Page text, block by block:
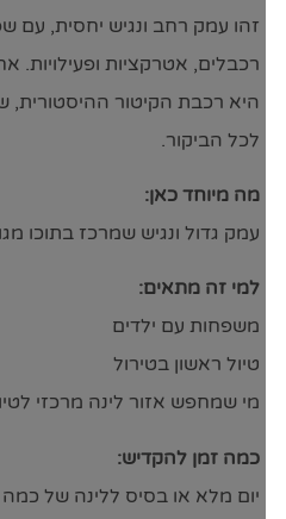
זהו עמק רחב ונגיש יחסית, עם
רכבלים, אטרקציות ופעילויות. אחת
היא רכבת הקיטור ההיסטורית,
לכל הביקור.
מה מיוחד כאן:
עמק גדול ונגיש שמרכז בתוכו
למי זה מתאים:
משפחות עם ילדים
טיול ראשון בטירול
מי שמחפש אזור לינה מרכזי לטיול
כמה זמן להקדיש:
יום מלא או בסיס ללינה של כמה